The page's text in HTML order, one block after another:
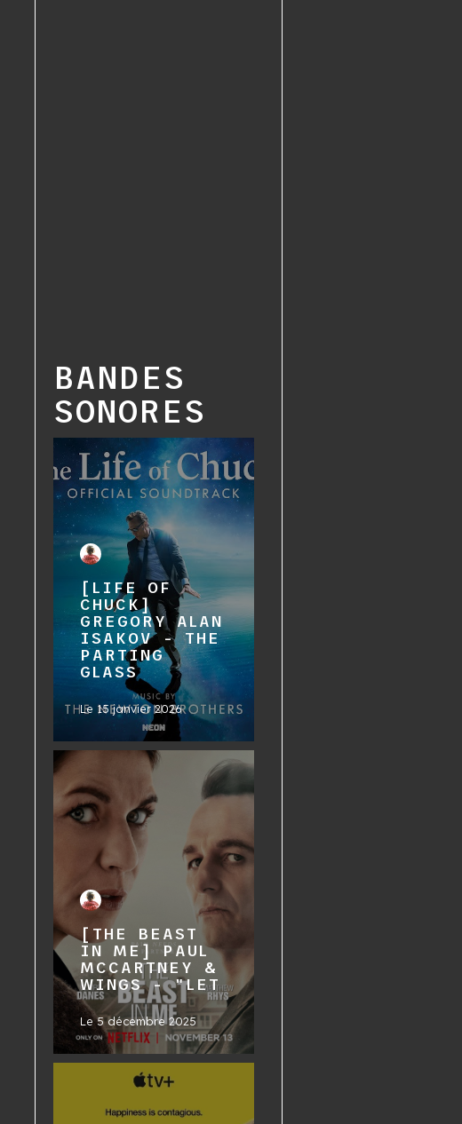
BANDES
SONORES
[LIFE OF
CHUCK]
GREGORY ALAN
ISAKOV - THE
PARTING
GLASS
Le 15 janvier 2026
[THE BEAST
IN ME] PAUL
MCCARTNEY &
WINGS - "LET
Le5 décembre 2025